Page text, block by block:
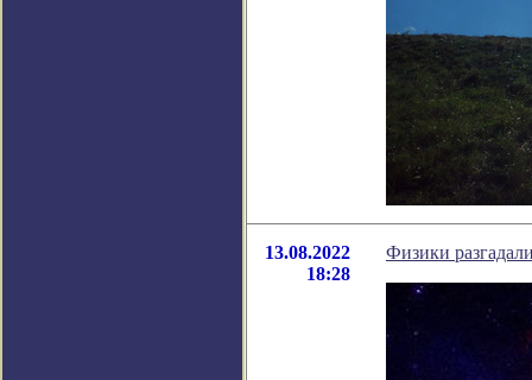
13.08.2022
18:28
Физики